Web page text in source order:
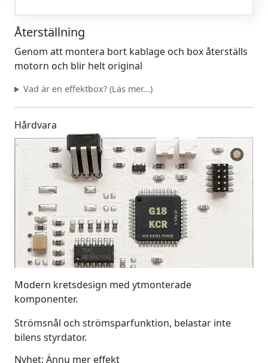
Återställning
Genom att montera bort kablage och box återställs
motorn och blir helt original
Vad är en effektbox? (Läs mer...)
Hårdvara
Modern kretsdesign med ytmonterade
komponenter.
Strömsnål och strömsparfunktion, belastar inte
bilens styrdator.
Nyhet: Ännu mer effekt